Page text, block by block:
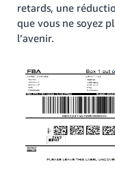
retards, une
que vous ne soyez
l’avenir.